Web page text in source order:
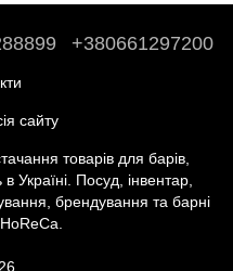
+380661297200
сайту
товарів для барів,
в Україні. Посуд, інвентар,
брендування та барні